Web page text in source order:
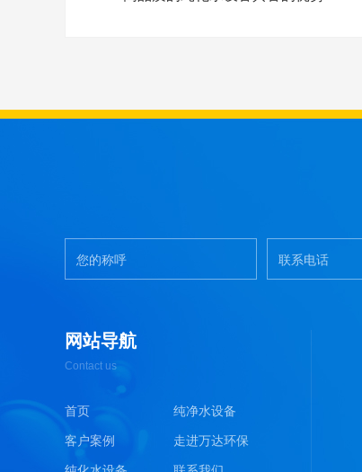
网站导航
Contact us
首页 纯净水设备
客户案例 走进万达环保